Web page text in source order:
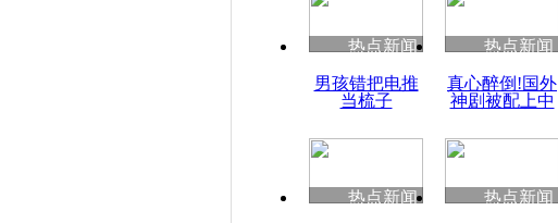
度苗族花山节
魂
热点新闻
男孩错把电推
当梳子
热点新闻
真心醉倒!国外
神剧被配上中
热点新闻
热点新闻